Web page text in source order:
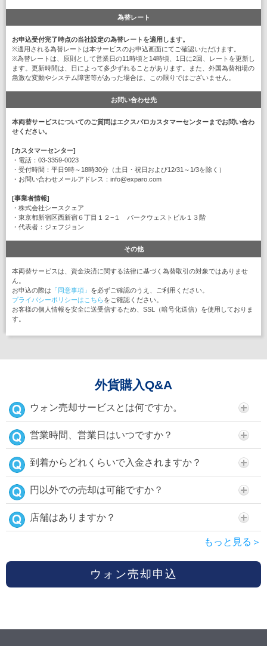
為替レート
お申込受付完了時点の当社設定の為替レートを適用します。
※適用される為替レートは本サービスのお申込画面にてご確認いただけます。
※為替レートは、原則として営業日の11時頃と14時頃、1日に2回、レートを更新し
ます。更新時間は、日によって多少ずれることがあります。また、外国為替相場の
急激な変動やシステム障害等があった場合は、この限りではございません。
お問い合わせ先
本両替サービスについてのご質問はエクスパロカスタマーセンターまでお問い合わ
せください。
[カスタマーセンター]
・電話：03-3359-0023
・受付時間：平日9時～18時30分（土日・祝日および12/31～1/3を除く）
・お問い合わせメールアドレス：info@exparo.com
[事業者情報]
・株式会社シースクェア
・東京都新宿区西新宿６丁目１２−１ パークウェストビル１３階
・代表者：ジェフジョン
その他
本両替サービスは、資金決済に関する法律に基づく為替取引の対象ではありませ
ん。
お申込の際は 「同意事項」 を必ずご確認のうえ、ご利用ください。
プライバシーポリシーはこちらをご確認ください。
お客様の個人情報を安全に送受信するため、SSL（暗号化送信）を使用しておりま
す。
外貨購入Q&A
ウォン売却サービスとは何ですか。
営業時間、営業日はいつですか？
到着からどれくらいで入金されますか？
円以外での売却は可能ですか？
店舗はありますか？
もっと見る＞
ウォン売却申込